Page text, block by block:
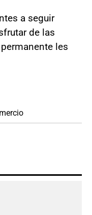
a seguir
de las
les